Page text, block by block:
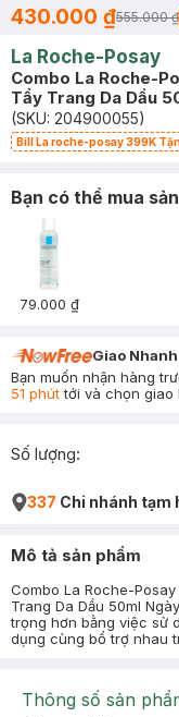
430.000 ₫555.000 ₫
La Roche-Posay
Combo La Roche-
Tẩy Trang Da Dầu
(SKU: 204900055)
Bill La roche-posay 399K
Bạn có thể mua
79.000 ₫
Giao
Bạn muốn nhận hàng
51 phúttới và chọn giao
Số lượng:
337 Chi nhánh tạm
Mô tả sản phẩm
Combo La Roche-
Trang Da Dầu 50ml
trọng hơn bằng việc sử
dụng cùng bổ trợ nhau
Thông số sản